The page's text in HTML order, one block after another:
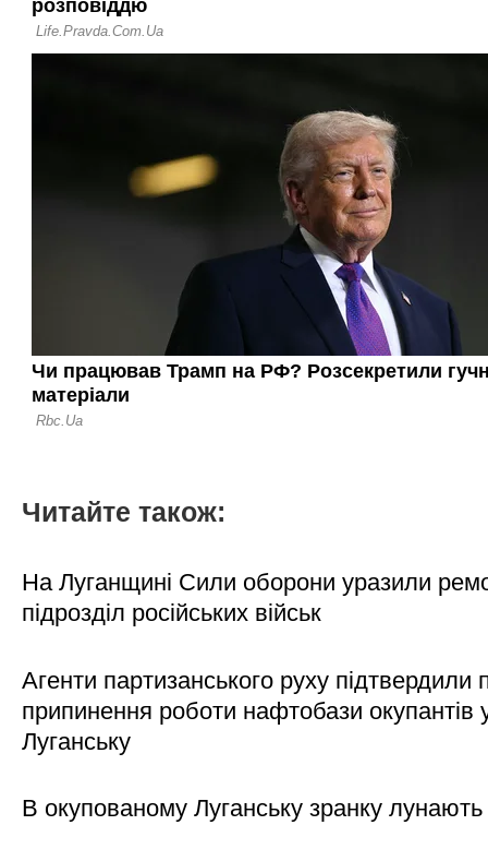
Читайте також:
На Луганщині Сили оборони уразили
підрозділ російських військ
Агенти партизанського руху підтвердили
припинення роботи нафтобази окупантів
Луганську
В окупованому Луганську зранку